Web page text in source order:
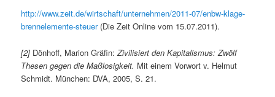
http://www.zeit.de/wirtschaft/unternehmen/2011-07/enbw-klage-
brennelemente-steuer(Die Zeit Online vom 15.07.2011).
[2] Dönhoff, Marion Gräfin:Zivilisiert den Kapitalismus: Zwölf
Thesen gegen die Maßlosigkeit. Mit einem Vorwort v. Helmut
Schmidt. München: DVA, 2005, S. 21.